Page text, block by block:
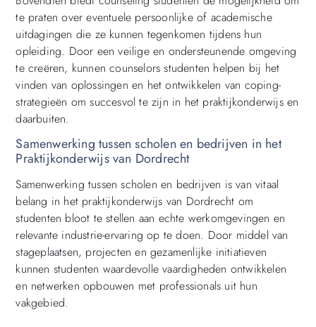
te praten over eventuele persoonlijke of academische
uitdagingen die ze kunnen tegenkomen tijdens hun
opleiding. Door een veilige en ondersteunende omgeving
te creëren, kunnen counselors studenten helpen bij het
vinden van oplossingen en het ontwikkelen van coping-
strategieën om succesvol te zijn in het praktijkonderwijs en
daarbuiten.
Samenwerking tussen scholen en bedrijven in het
Praktijkonderwijs van Dordrecht
Samenwerking tussen scholen en bedrijven is van vitaal
belang in het praktijkonderwijs van Dordrecht om
studenten bloot te stellen aan echte werkomgevingen en
relevante industrie-ervaring op te doen. Door middel van
stageplaatsen, projecten en gezamenlijke initiatieven
kunnen studenten waardevolle vaardigheden ontwikkelen
en netwerken opbouwen met professionals uit hun
vakgebied.